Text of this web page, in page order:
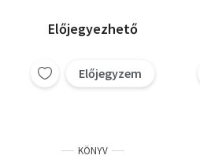
Előjegyezhető
Előjegyzem
KÖNYV